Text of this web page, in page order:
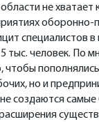
не
специалистов
тыс. человек. По
чтобы
но и
создаются
расширения